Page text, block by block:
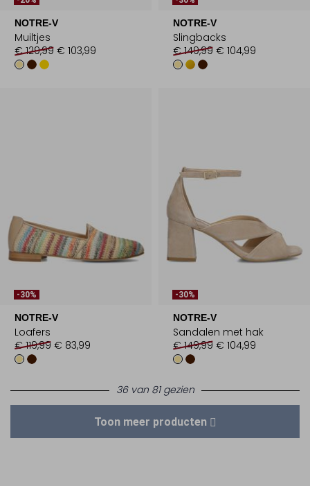
NOTRE-V
Muiltjes
€ 129,99 € 103,99
NOTRE-V
Slingbacks
€ 149,99 € 104,99
-30%
NOTRE-V
Loafers
€ 119,99 € 83,99
-30%
NOTRE-V
Sandalen met hak
€ 149,99 € 104,99
36 van 81 gezien
Toon meer producten